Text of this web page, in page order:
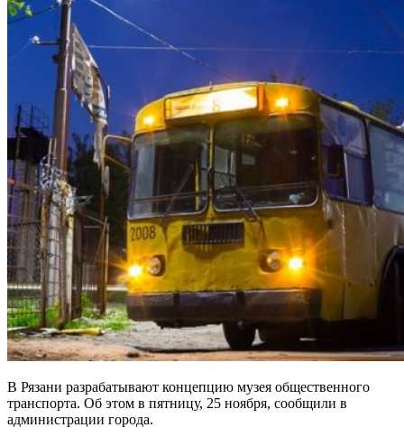
В Рязани разрабатывают концепцию музея общественного
транспорта. Об этом в пятницу, 25 ноября, сообщили в
администрации города.